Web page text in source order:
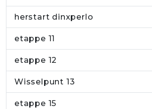
herstart dinxperlo
etappe 11
etappe 12
Wisselpunt 13
etappe 15